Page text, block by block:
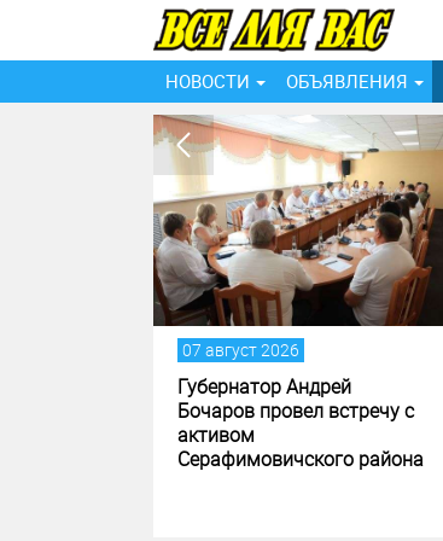
НОВОСТИ ОБЪЯВЛЕНИЯ
07 август 2026
Губернатор Андрей
Бочаров посетил
социально значимые
объекты